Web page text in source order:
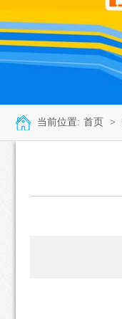
当前位置: 首页 >